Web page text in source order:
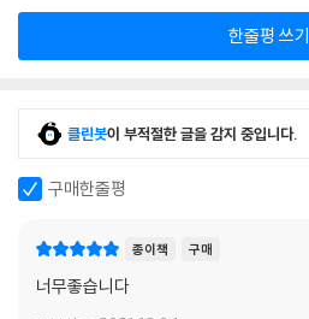
한줄평 쓰기
클린봇이 부적절한 글을 감지 중입니다.
구매한줄평
종이책 구매
너무좋습니다